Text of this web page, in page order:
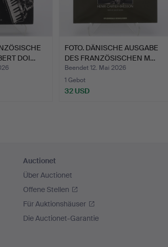
DOI…
FOTO. DÄNISCHE AUSGABE
DES FRANZÖSISCHEN M…
Beendet 12. Mai 2026
1 Gebot
32 USD
Auctionet
Über Auctionet
Offene Stellen
Für Auktionshäuser
Die Auctionet-Garantie